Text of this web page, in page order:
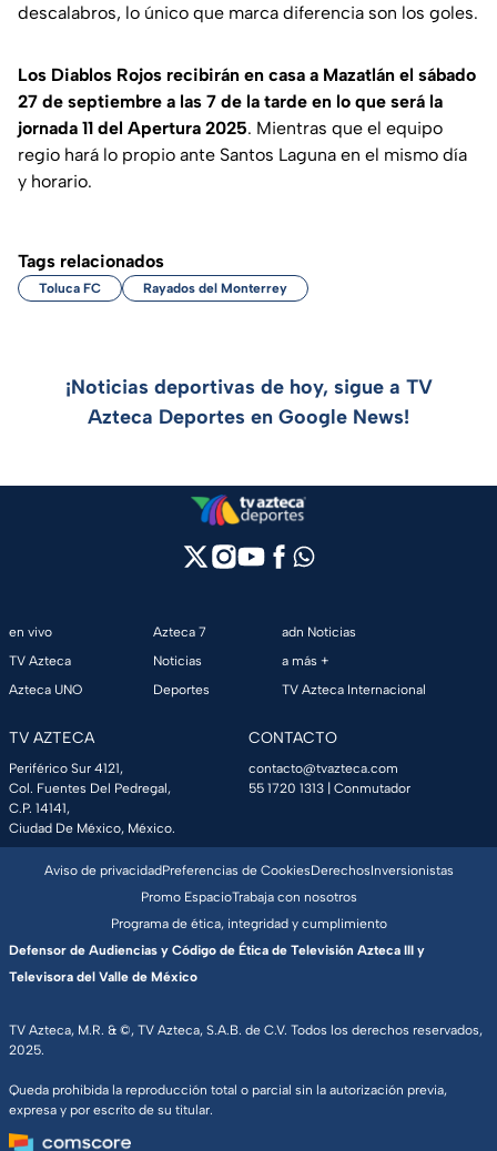
descalabros, lo único que marca diferencia son los goles.
Los Diablos Rojos recibirán en casa a Mazatlán el sábado
27 de septiembre a las 7 de la tarde en lo que será la
jornada 11 del Apertura 2025. Mientras que el equipo
regio hará lo propio ante Santos Laguna en el mismo día
y horario.
Tags relacionados
Toluca FC Rayados del Monterrey
¡Noticias deportivas de hoy, sigue a TV
Azteca Deportes en Google News!
en vivo
TV Azteca
Azteca UNO
Azteca 7
Noticias
Deportes
adn Noticias
a más +
TV Azteca Internacional
TV AZTECA
Periférico Sur 4121,
Col. Fuentes Del Pedregal,
C.P. 14141,
Ciudad De México, México.
CONTACTO
contacto@tvazteca.com
55 1720 1313 | Conmutador
TV Azteca, M.R. & ©, TV Azteca, S.A.B. de C.V. Todos los derechos reservados,
2025.
Queda prohibida la reproducción total o parcial sin la autorización previa,
expresa y por escrito de su titular.
Aviso de privacidadPreferencias de CookiesDerechosInversionistas
Promo EspacioTrabaja con nosotros
Programa de ética, integridad y cumplimiento
Defensor de Audiencias y Código de Ética de Televisión Azteca III y
Televisora del Valle de México